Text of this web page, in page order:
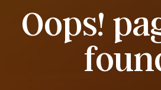
Oops!